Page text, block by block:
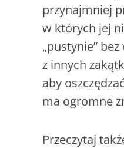
przynajmniej
w których jej
„pustynie”
z innych
aby
ma ogromne
Przeczytaj